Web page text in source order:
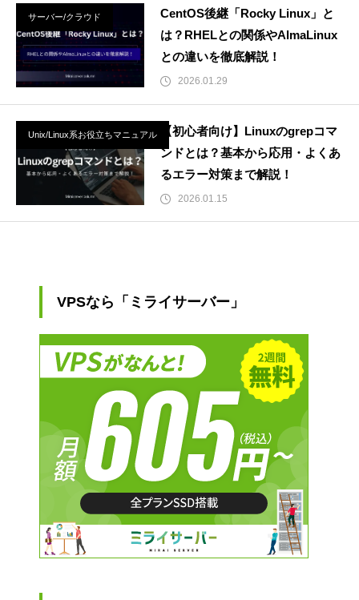
サーバー/クラウド
CentOS後継「Rocky Linux」と
は？RHELとの関係やAlmaLinux
との違いを徹底解説！
2026.01.29
Unix/Linux系お役立ちマニュアル
【初心者向け】Linuxのgrepコマ
ンドとは？基本から応用・よくあ
るエラー対策まで解説！
2026.01.15
VPSなら「ミライサーバー」